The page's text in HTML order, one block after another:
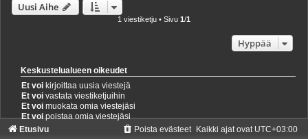
Uusi Aihe
1 viestiketju • Sivu 1/1
Hyppää
Keskustelualueen oikeudet
Et voi kirjoittaa uusia viestejä
Et voi vastata viestiketjuihin
Et voi muokata omia viestejäsi
Et voipoistaa omia viestejäsi
Etusivu
Kaikki ajat ovat UTC+03:00
Poista evästeet